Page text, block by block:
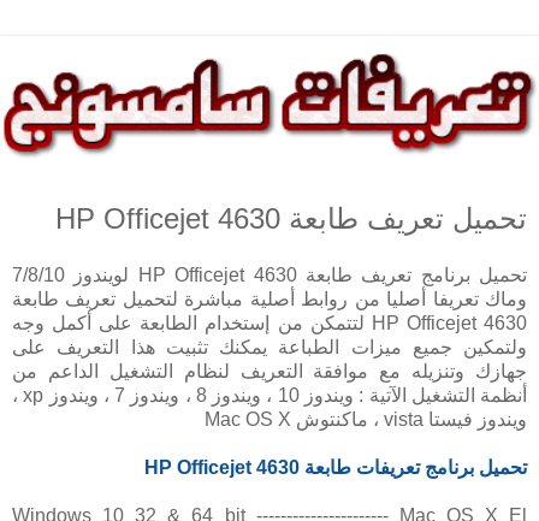
تحميل تعريف طابعة HP Officejet 4630
تحميل برنامج تعريف طابعة HP Officejet 4630 لويندوز 7/8/10
وماك تعريفا أصليا من روابط أصلية مباشرة لتحميل تعريف طابعة
HP Officejet 4630 لتتمكن من إستخدام الطابعة على أكمل وجه
ولتمكين جميع ميزات الطباعة يمكنك تثبيت هذا التعريف على
جهازك وتنزيله مع موافقة التعريف لنظام التشغيل الداعم من
أنظمة التشغيل الآتية : ويندوز 10 ، ويندوز 8 ، ويندوز 7 ، ويندوز xp ،
ويندوز فيستا vista ، ماكنتوش Mac OS X
تحميل برنامج تعريفات طابعة HP Officejet 4630
Windows 10 32 & 64 bit ---------------------- Mac OS X El